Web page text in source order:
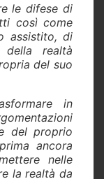
le difese di
così come
assistito, di
realtà
del suo
in
del proprio
ancora
nelle
la realtà da